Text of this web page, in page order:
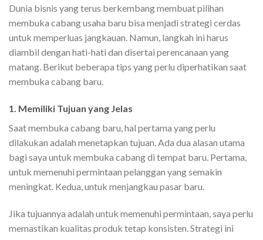
Dunia bisnis yang terus berkembang membuat pilihan
membuka cabang usaha baru bisa menjadi strategi cerdas
untuk memperluas jangkauan. Namun, langkah ini harus
diambil dengan hati-hati dan disertai perencanaan yang
matang. Berikut beberapa tips yang perlu diperhatikan saat
membuka cabang baru.
1. Memiliki Tujuan yang Jelas
Saat membuka cabang baru, hal pertama yang perlu
dilakukan adalah menetapkan tujuan. Ada dua alasan utama
bagi saya untuk membuka cabang di tempat baru. Pertama,
untuk memenuhi permintaan pelanggan yang semakin
meningkat. Kedua, untuk menjangkau pasar baru.
Jika tujuannya adalah untuk memenuhi permintaan, saya perlu
memastikan kualitas produk tetap konsisten. Strategi ini